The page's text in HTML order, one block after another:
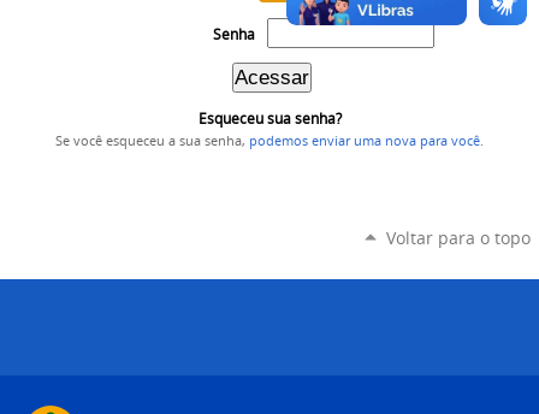
Senha
Esqueceu sua senha?
Se você esqueceu a sua senha, podemos enviar uma nova para você
Voltar para o topo